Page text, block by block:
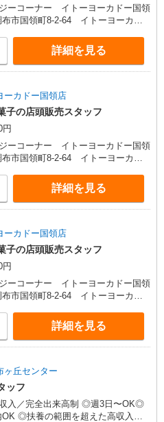
ーコーナー イトーヨーカドー国領
布市国領町8-2-64 イトーヨーカド
詳細を見る
カドー国領店
子の店頭販売スタッフ
円
ーコーナー イトーヨーカドー国領
布市国領町8-2-64 イトーヨーカド
詳細を見る
カドー国領店
子の店頭販売スタッフ
円
ーコーナー イトーヨーカドー国領
布市国領町8-2-64 イトーヨーカド
詳細を見る
ヶ丘センター
ッフ
入／完全出来高制 ◎週3日〜OK◎
OK ◎扶養の範囲を超えた高収入も